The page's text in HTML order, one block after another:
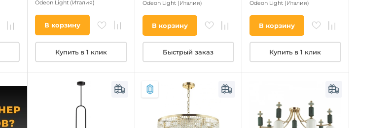
Odeon Light (Италия)
В корзину
Купить в 1 клик
Odeon Light (Италия)
В корзину
Быстрый заказ
Odeon Light (Италия)
В корзину
Купить в 1 клик